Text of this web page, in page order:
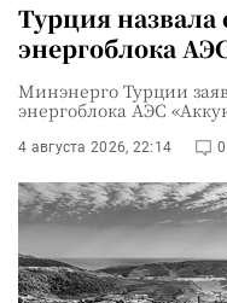
Турция назвала
энергоблока
Минэнерго Турции
энергоблока АЭС
4 августа 2026, 22:14 0